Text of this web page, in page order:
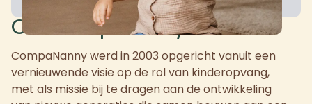
Over CompaNanny
CompaNanny werd in 2003 opgericht vanuit een
vernieuwende visie op de rol van kinderopvang,
met als missie bij te dragen aan de ontwikkeling